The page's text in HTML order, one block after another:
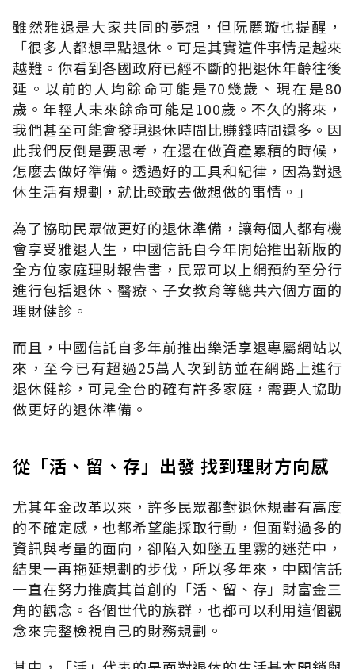
雖然雅退是大家共同的夢想，但阮麗璇也提醒，
「很多人都想早點退休。可是其實這件事情是越來
越難。你看到各國政府已經不斷的把退休年齡往後
延。以前的人均餘命可能是70幾歲、現在是80
歲。年輕人未來餘命可能是100歲。不久的將來，
我們甚至可能會發現退休時間比賺錢時間還多。因
此我們反倒是要思考，在還在做資產累積的時候，
怎麼去做好準備。透過好的工具和紀律，因為對退
休生活有規劃，就比較敢去做想做的事情。」
為了協助民眾做更好的退休準備，讓每個人都有機
會享受雅退人生，中國信託自今年開始推出新版的
全方位家庭理財報告書，民眾可以上網預約至分行
進行包括退休、醫療、子女教育等總共六個方面的
理財健診。
而且，中國信託自多年前推出樂活享退專屬網站以
來，至今已有超過25萬人次到訪並在網路上進行
退休健診，可見全台的確有許多家庭，需要人協助
做更好的退休準備。
從「活、留、存」出發 找到理財方向感
尤其年金改革以來，許多民眾都對退休規畫有高度
的不確定感，也都希望能採取行動，但面對過多的
資訊與考量的面向，卻陷入如墜五里霧的迷茫中，
結果一再拖延規劃的步伐，所以多年來，中國信託
一直在努力推廣其首創的「活、留、存」財富金三
角的觀念。各個世代的族群，也都可以利用這個觀
念來完整檢視自己的財務規劃。